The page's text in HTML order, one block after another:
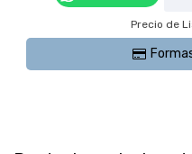
S/
Precio de